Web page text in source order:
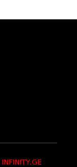
INFINITY.GE